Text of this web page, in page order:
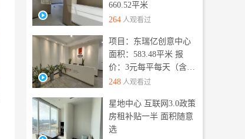
660.52平米
264 人观看过
项目：东瑞亿创意中心
面积：583.48平米 报
价：3元每平每天（含物
业、空调冷暖、发票）
248 人观看过
星地中心 互联网3.0政策
房租补贴一半 面积随意
选